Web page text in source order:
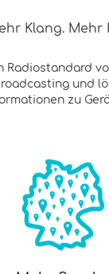
Klang. Mehr
Radiostandard
und
zu